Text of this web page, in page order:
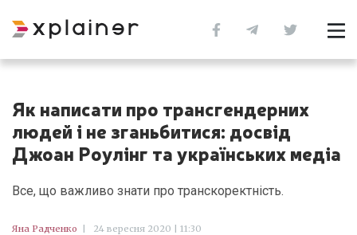
Як написати про трансгендерних
людей і не зганьбитися: досвід
Джоан Роулінг та українських медіа
Все, що важливо знати про транскоректність.
Яна Радченко 24 вересня 2020 | 11:30